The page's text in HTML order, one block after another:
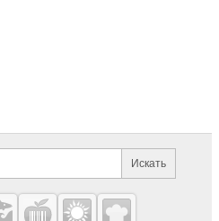
информация
Поиск по сайту и
Искать
проекты